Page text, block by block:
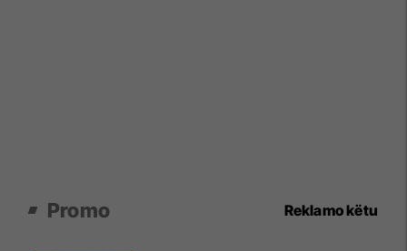
Promo Reklamo këtu